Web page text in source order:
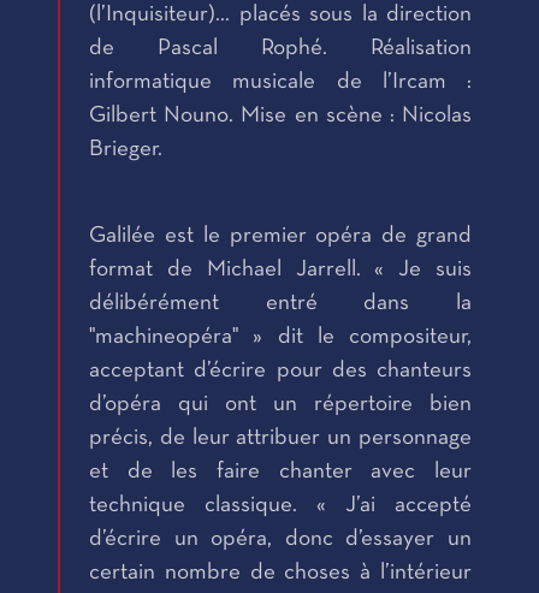
(l’Inquisiteur)… placés sous la direction
de Pascal Rophé. Réalisation
informatique musicale de l’Ircam :
Gilbert Nouno. Mise en scène : Nicolas
Brieger.
Galilée est le premier opéra de grand
format de Michael Jarrell. « Je suis
délibérément entré dans la
"machineopéra" » dit le compositeur,
acceptant d’écrire pour des chanteurs
d’opéra qui ont un répertoire bien
précis, de leur attribuer un personnage
et de les faire chanter avec leur
technique classique. « J’ai accepté
d’écrire un opéra, donc d’essayer un
certain nombre de choses à l’intérieur